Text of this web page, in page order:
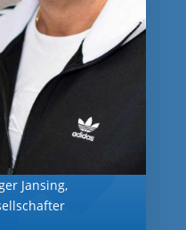
Jansing,